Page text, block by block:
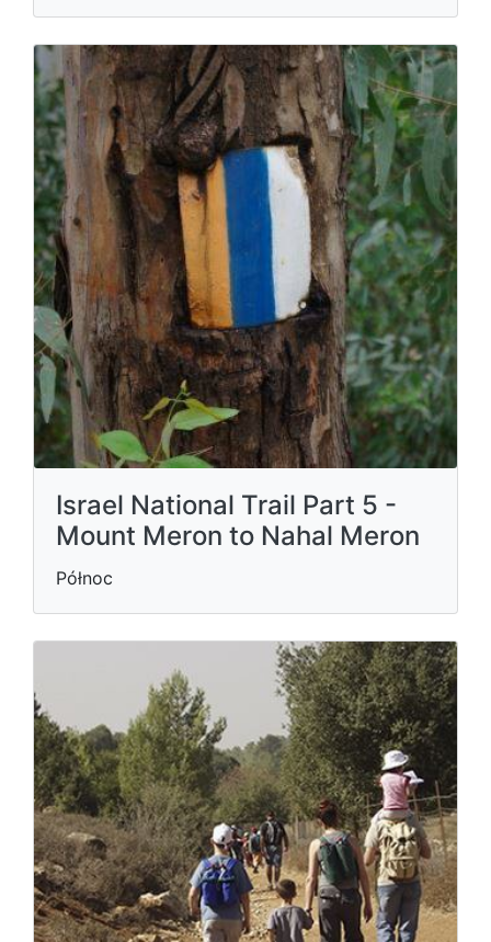
Israel National Trail Part 5 -
Mount Meron to Nahal Meron
Północ